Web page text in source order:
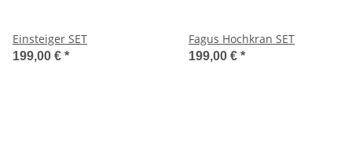
Einsteiger SET
199,00 € *
Fagus Hochkran SET
199,00 € *